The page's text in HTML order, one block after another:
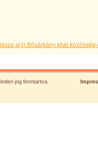
a(z) Bősárkány klub
jog fenntartva.